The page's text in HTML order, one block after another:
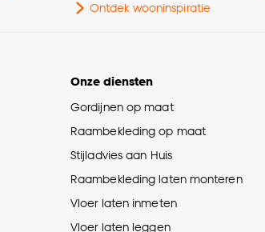
Ontdek wooninspiratie
Onze diensten
Gordijnen op maat
Raambekleding op maat
Stijladvies aan Huis
Raambekleding laten monteren
Vloer laten inmeten
Vloer laten leggen